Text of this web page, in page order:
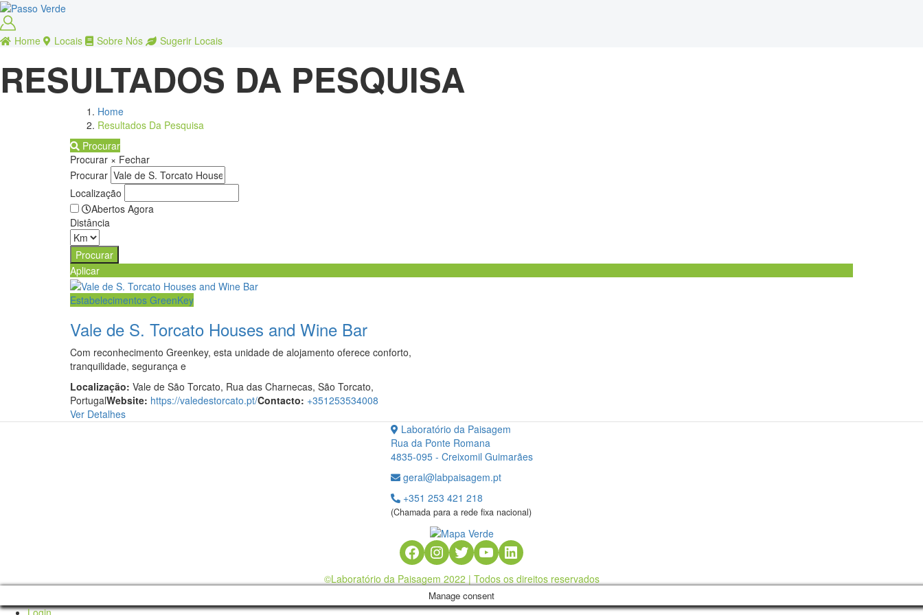
Home Locais Sobre Nós Sugerir Locais
RESULTADOS DA PESQUISA
Home
Resultados Da Pesquisa
Procurar
Procurar × Fechar
Procurar
Localização
Abertos Agora
Distância
Aplicar
Estabelecimentos GreenKey
Vale de S. Torcato Houses and Wine Bar
Com reconhecimento Greenkey, esta unidade de alojamento oferece conforto,
tranquilidade, segurança e
Localização: Vale de São Torcato, Rua das Charnecas, São Torcato,
PortugalWebsite: https://valedestorcato.pt/Contacto: +351253534008
Ver Detalhes
Laboratório da Paisagem
Rua da Ponte Romana
4835-095 - Creixomil Guimarães
geral@labpaisagem.pt
+351 253 421 218
(Chamada para a rede fixa nacional)
Facebook
Instagram
TwitterYouTube
LinkedIn
©Laboratório da Paisagem 2022 | Todos os direitos reservados
Manage consent
Login